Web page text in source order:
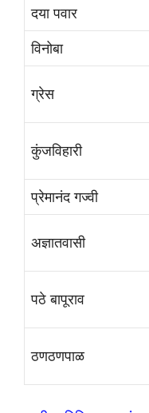
दया पवार
विनोबा
ग्रेस
कुंजविहारी
प्रेमानंद गज्वी
अज्ञातवासी
पठे बापूराव
ठणठणपाळ